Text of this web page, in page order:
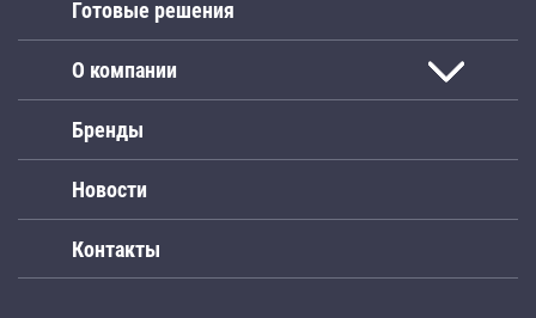
Готовые решения
О компании
Бренды
Новости
Контакты